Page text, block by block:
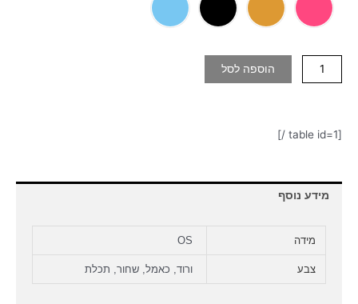
הוספה לסל
[table id=1 /]
מידע נוסף
מידה OS
צבע ורוד, כאמל, שחור, תכלת